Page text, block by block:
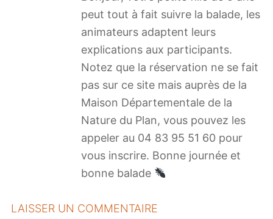
peut tout à fait suivre la balade, les
animateurs adaptent leurs
explications aux participants.
Notez que la réservation ne se fait
pas sur ce site mais auprès de la
Maison Départementale de la
Nature du Plan, vous pouvez les
appeler au 04 83 95 51 60 pour
vous inscrire. Bonne journée et
bonne balade
LAISSER UN COMMENTAIRE